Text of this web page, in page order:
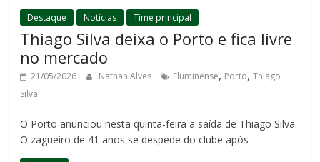
Destaque Notícias Time principal
Thiago Silva deixa o Porto e fica livre
no mercado
21/05/2026 Nathan Alves Fluminense, Porto,Thiago
Silva
O Porto anunciou nesta quinta-feira a saída de Thiago Silva.
O zagueiro de 41 anos se despede do clube após